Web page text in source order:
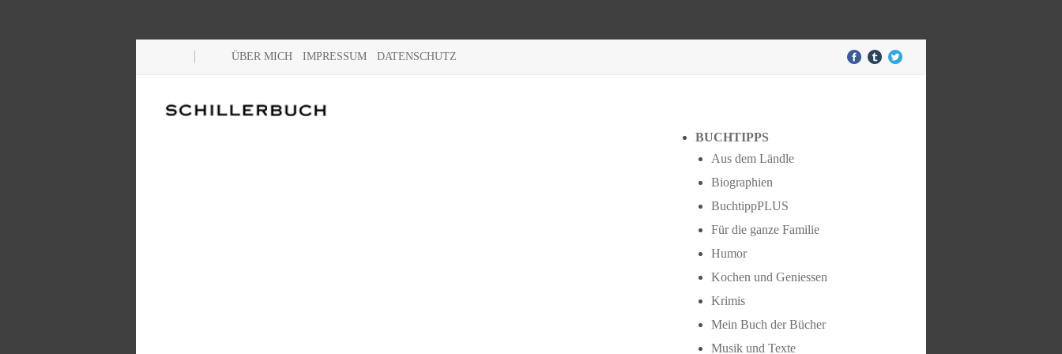
ÜBER MICH IMPRESSUM DATENSCHUTZ
BUCHTIPPS
Aus dem Ländle
Biographien
BuchtippPLUS
Für die ganze Familie
Humor
Kochen und Geniessen
Krimis
Mein Buch der Bücher
Musik und Texte